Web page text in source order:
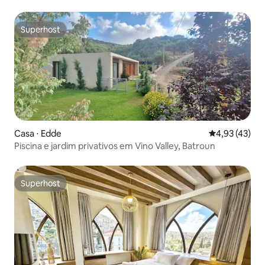
Superhost
Superhost
Casa ⋅ Edde 4,93 de uma
4,93 (43)
Piscina e jardim privativos em Vino Valley, Batroun
Superhost
Superhost